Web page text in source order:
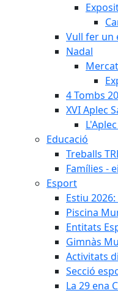
Vull fer un
Nadal
4 Tombs
XVI Aplec
Educació
Treballs
Famílies -
Esport
Estiu
Piscina
Entitats
Gimnàs
Activitats
Secció
La 29 ena